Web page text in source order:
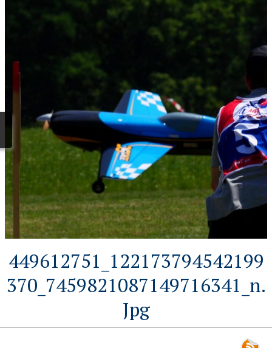
Inscription
Hebergements
449612751_122173794542199
370_7459821087149716341_n.
Jpg